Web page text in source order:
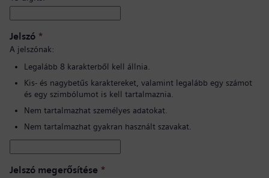
Jelszó *
A jelszónak:
Legalább 8 karakterből kell állnia.
Kis- és nagybetűs karaktereket, valamint legalább egy számot
és egy szimbólumot is kell tartalmaznia.
Nem tartalmazhat személyes adatokat.
Nem tartalmazhat gyakran használt szavakat.
Jelszó megerősítése *